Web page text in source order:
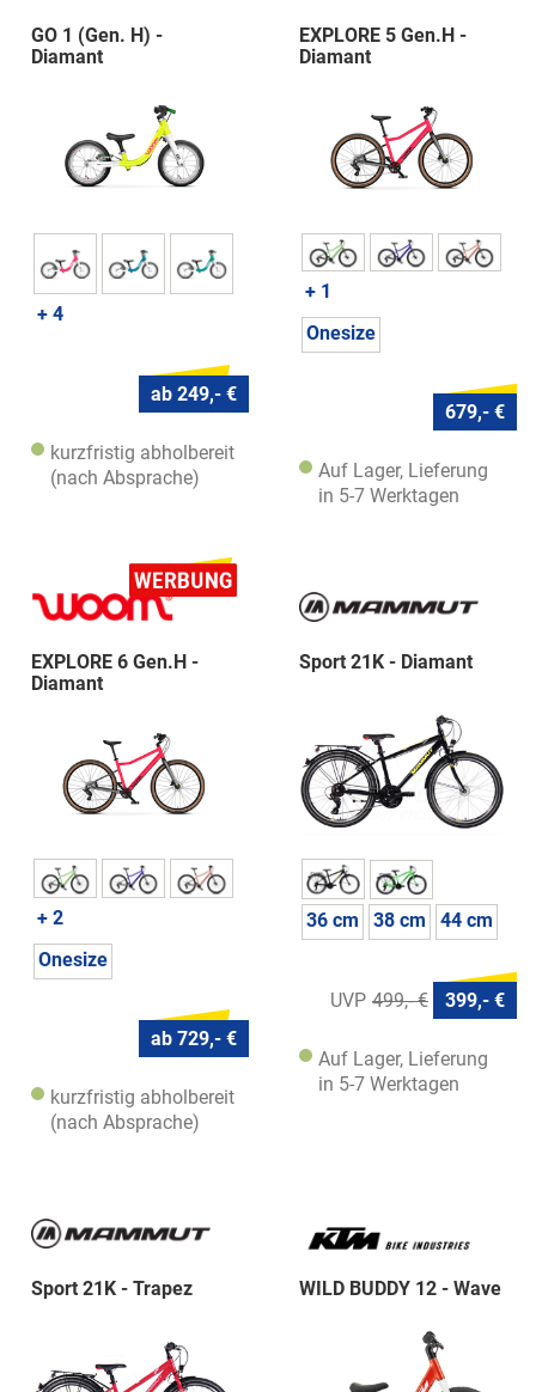
GO 1 (Gen. H) -
Diamant
+ 4
ab 249,- €
kurzfristig abholbereit
(nach Absprache)
EXPLORE 5 Gen.H -
Diamant
+ 1
Onesize
679,- €
Auf Lager, Lieferung
in 5-7 Werktagen
EXPLORE 6 Gen.H -
Diamant
+ 2
Onesize
ab 729,- €
kurzfristig abholbereit
(nach Absprache)
Sport 21K - Diamant
36 cm 38 cm 44 cm
499,- € 399,- €
Auf Lager, Lieferung
in 5-7 Werktagen
Sport 21K - Trapez WILD BUDDY 12 - Wave